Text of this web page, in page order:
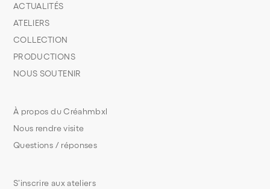
S’inscrire aux ateliers
À propos du Créahmbxl
Nous rendre visite
Questions / réponses
ACTUALITÉS
ATELIERS
COLLECTION
PRODUCTIONS
NOUS SOUTENIR